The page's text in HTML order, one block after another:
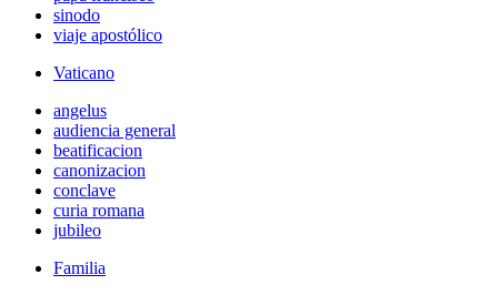
sinodo
viaje apostólico
Vaticano
angelus
audiencia general
beatificacion
canonizacion
conclave
curia romana
jubileo
Familia